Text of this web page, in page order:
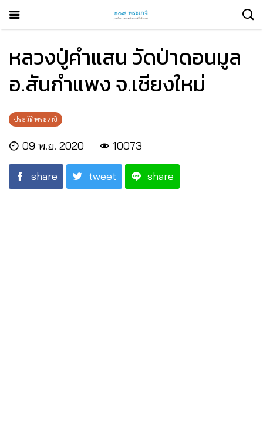
หลวงปู่คำแสน วัดป่าดอนมูล
อ.สันกำแพง จ.เชียงใหม่
ประวัติพระเกจิ
09 พ.ย. 2020 10073
share tweet share